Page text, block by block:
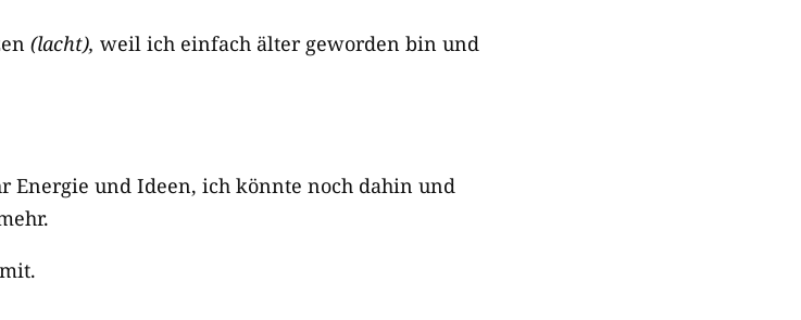
(lacht), weil ich einfach älter geworden bin und
Energie und Ideen, ich könnte noch dahin und